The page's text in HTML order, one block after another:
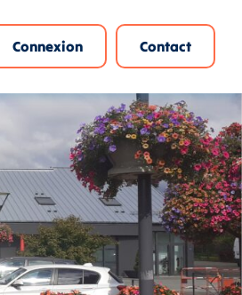
Connexion Contact